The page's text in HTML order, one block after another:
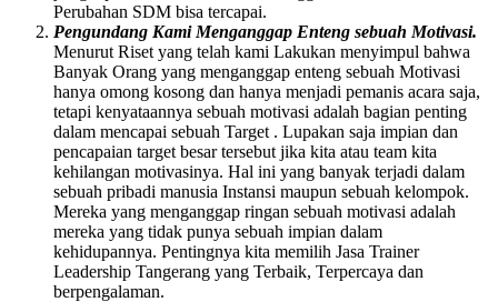
Perubahan SDM bisa tercapai.
Pengundang Kami Menganggap Enteng sebuah Motivasi.
Menurut Riset yang telah kami Lakukan menyimpul bahwa
Banyak Orang yang menganggap enteng sebuah Motivasi
hanya omong kosong dan hanya menjadi pemanis acara saja,
tetapi kenyataannya sebuah motivasi adalah bagian penting
dalam mencapai sebuah Target . Lupakan saja impian dan
pencapaian target besar tersebut jika kita atau team kita
kehilangan motivasinya. Hal ini yang banyak terjadi dalam
sebuah pribadi manusia Instansi maupun sebuah kelompok.
Mereka yang menganggap ringan sebuah motivasi adalah
mereka yang tidak punya sebuah impian dalam
kehidupannya. Pentingnya kita memilih Jasa Trainer
Leadership Tangerang yang Terbaik, Terpercaya dan
berpengalaman.